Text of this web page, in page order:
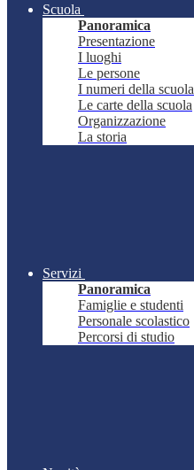
Scuola
Panoramica
Presentazione
I luoghi
Le persone
I numeri della scuola
Le carte della scuola
Organizzazione
La storia
Servizi
Panoramica
Famiglie e studenti
Personale scolastico
Percorsi di studio